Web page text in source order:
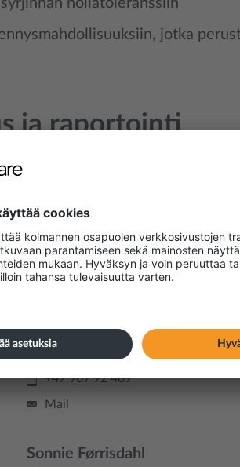
nollatoleranssiin
jotka
ja raportointi
(APR)
. Raportti on
alueita, joilla tarvitaan
2023
Recruitment Manager and HR
+47 907 92 469
Mail
Sonnie Førrisdahl